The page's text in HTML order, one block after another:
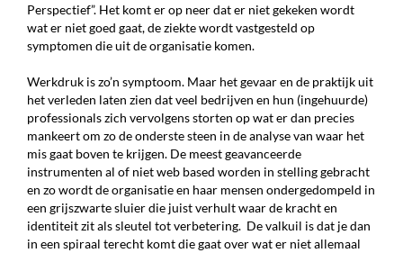
Perspectief”. Het komt er op neer dat er niet gekeken wordt
wat er niet goed gaat, de ziekte wordt vastgesteld op
symptomen die uit de organisatie komen.
Werkdruk is zo’n symptoom. Maar het gevaar en de praktijk uit
het verleden laten zien dat veel bedrijven en hun (ingehuurde)
professionals zich vervolgens storten op wat er dan precies
mankeert om zo de onderste steen in de analyse van waar het
mis gaat boven te krijgen. De meest geavanceerde
instrumenten al of niet web based worden in stelling gebracht
en zo wordt de organisatie en haar mensen ondergedompeld in
een grijszwarte sluier die juist verhult waar de kracht en
identiteit zit als sleutel tot verbetering. De valkuil is dat je dan
in een spiraal terecht komt die gaat over wat er niet allemaal